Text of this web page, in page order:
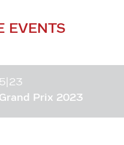
EVENTS
Prix 2023